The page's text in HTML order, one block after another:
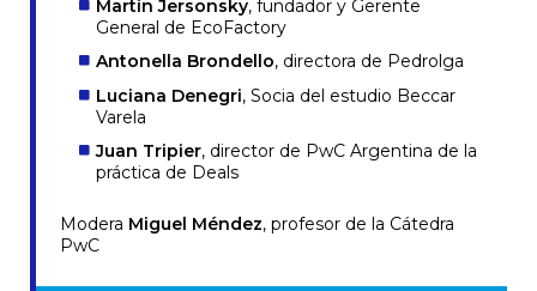
Martín Jersonsky, fundador y Gerente
General de EcoFactory
Antonella Brondello, directora de Pedrolga
Luciana Denegri, Socia del estudio Beccar
Varela
Juan Tripier, director de PwC Argentina de la
práctica de Deals
Modera Miguel Méndez, profesor de la Cátedra
PwC